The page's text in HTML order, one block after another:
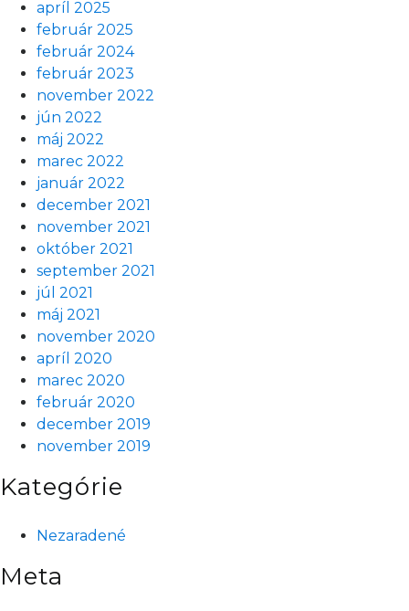
apríl 2025
február 2025
február 2024
február 2023
november 2022
jún 2022
máj 2022
marec 2022
január 2022
december 2021
november 2021
október 2021
september 2021
júl 2021
máj 2021
november 2020
apríl 2020
marec 2020
február 2020
december 2019
november 2019
Kategórie
Nezaradené
Meta